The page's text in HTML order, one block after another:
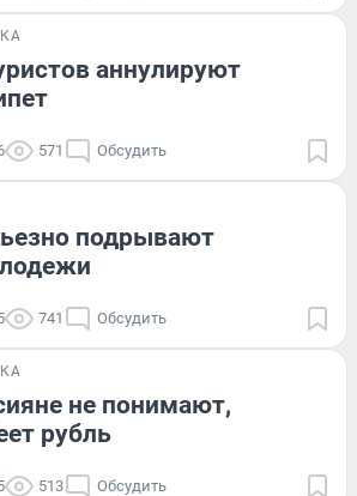
аннулируют
571 Обсудить
подрывают
741 Обсудить
не понимают,
рубль
513 Обсудить